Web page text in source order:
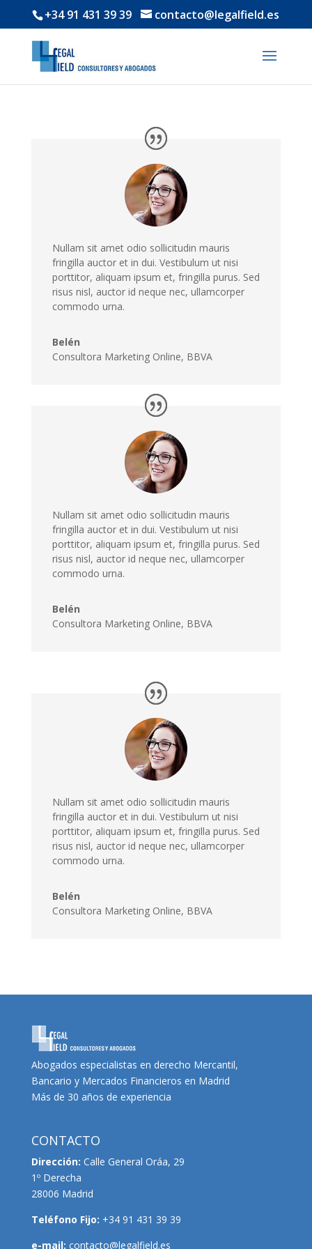
+34 91 431 39 39 contacto@legalfield.es
Nullam sit amet odio sollicitudin mauris
fringilla auctor et in dui. Vestibulum ut nisi
porttitor, aliquam ipsum et, fringilla purus. Sed
risus nisl, auctor id neque nec, ullamcorper
commodo urna.
Belén
Consultora Marketing Online, BBVA
Nullam sit amet odio sollicitudin mauris
fringilla auctor et in dui. Vestibulum ut nisi
porttitor, aliquam ipsum et, fringilla purus. Sed
risus nisl, auctor id neque nec, ullamcorper
commodo urna.
Belén
Consultora Marketing Online, BBVA
Nullam sit amet odio sollicitudin mauris
fringilla auctor et in dui. Vestibulum ut nisi
porttitor, aliquam ipsum et, fringilla purus. Sed
risus nisl, auctor id neque nec, ullamcorper
commodo urna.
Belén
Consultora Marketing Online, BBVA
Abogados especialistas en derecho Mercantil,
Bancario y Mercados Financieros en Madrid
Más de 30 años de experiencia
CONTACTO
Dirección: Calle General Oráa, 29
1º Derecha
28006 Madrid
Teléfono Fijo: +34 91 431 39 39
e-mail: contacto@legalfield.es